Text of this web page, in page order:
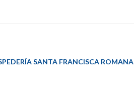
SANTA FRANCISCA ROMANA